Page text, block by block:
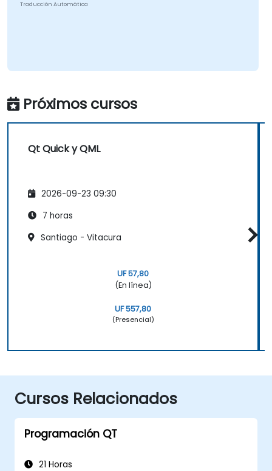
Traducción Automática
Próximos cursos
Qt Quick y QML
2026-09-23 09:30
7 horas
Santiago - Vitacura
UF 57,80
(En línea)
UF 557,80
(Presencial)
Cursos Relacionados
Programación QT
21 Horas